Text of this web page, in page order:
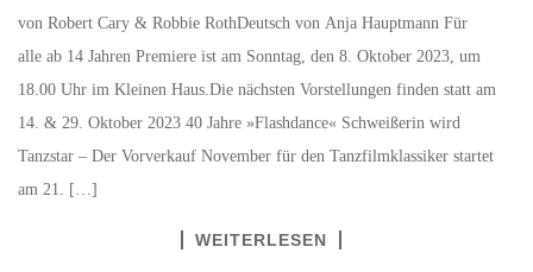
von Robert Cary & Robbie RothDeutsch von Anja Hauptmann Für
alle ab 14 Jahren Premiere ist am Sonntag, den 8. Oktober 2023, um
18.00 Uhr im Kleinen Haus.Die nächsten Vorstellungen finden statt am
14. & 29. Oktober 2023 40 Jahre »Flashdance« Schweißerin wird
Tanzstar – Der Vorverkauf November für den Tanzfilmklassiker startet
am 21. […]
WEITERLESEN